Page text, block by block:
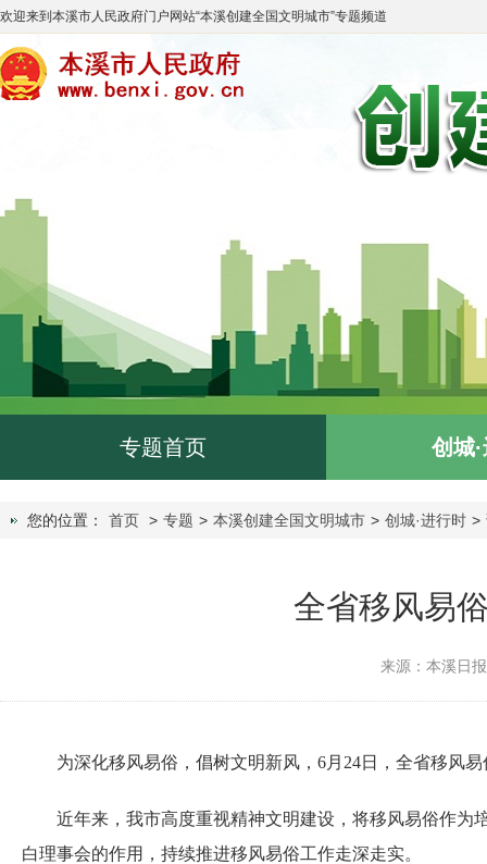
欢迎来到 本溪市人民政府门户网站“本溪创建全国文明城市”专题频道
专题首页 创城
您的位置： 首页 > 专题 > 本溪创建全国文明城市 > 创城·进行时 >
全省移风易
来源：本溪日
为深化移风易俗，倡树文明新风，6月24日，全省移风易
近年来，我市高度重视精神文明建设，将移风易俗作为
白理事会的作用，持续推进移风易俗工作走深走实。